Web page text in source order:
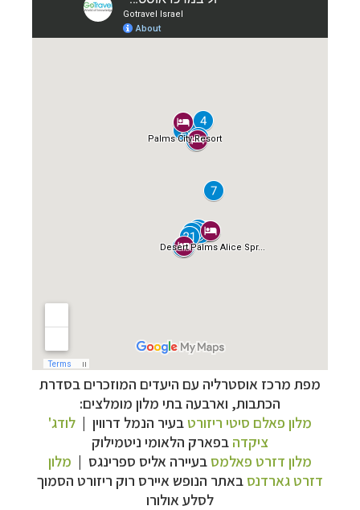
מפת מרכז אוסטרליה עם היעדים המוזכרים בסדרת
הכתבות, וארבעה בתי מלון מומלצים:
מלון פאלם סיטי ריזורטבעיר הנמל דרווין | לודג'
ציקדה בפארק הלאומי ניטמילוק
מלון דזרט פאלמס בעיירה אליס ספרינגס | מלון
דזרט גארדנס באתר הנופש איירס רוק ריזורט הסמוך
לסלע אולורו